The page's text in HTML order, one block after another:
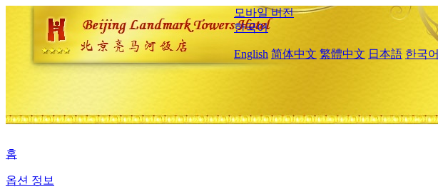
모바일 버전
한국어
English 简体中文 繁體中文 日本語 한국어
홈
옵션 정보